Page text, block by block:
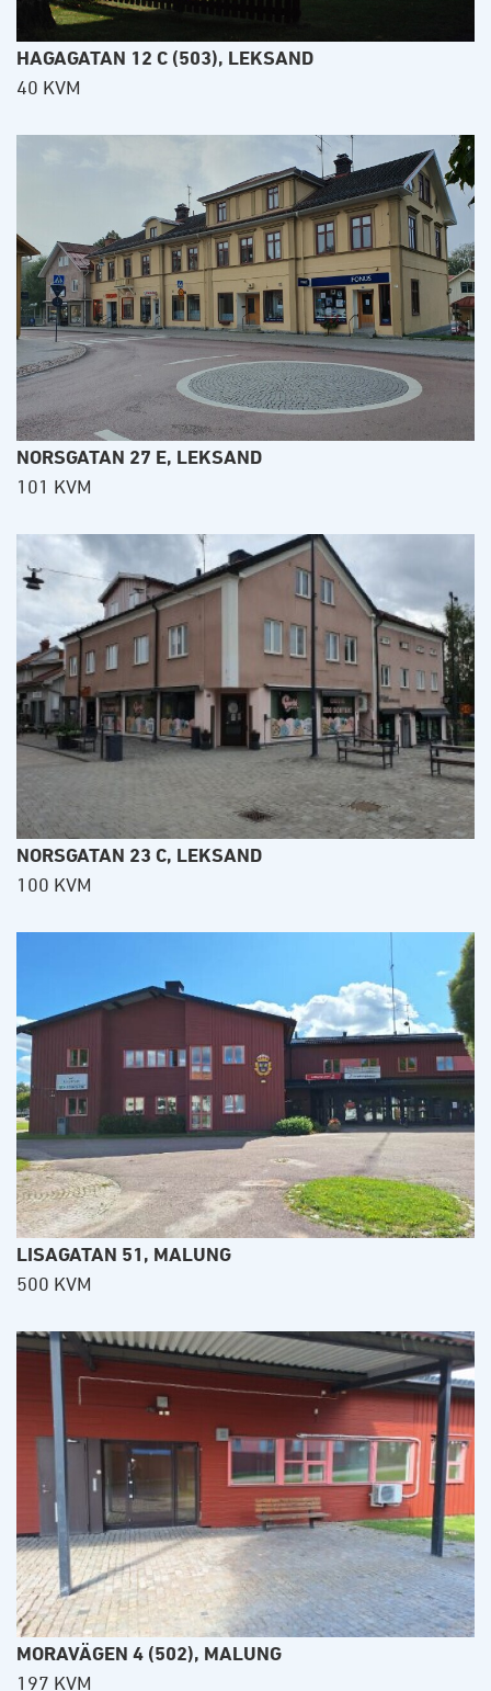
HAGAGATAN 12 C (503), LEKSAND
40 KVM
NORSGATAN 27 E, LEKSAND
101 KVM
NORSGATAN 23 C, LEKSAND
100 KVM
LISAGATAN 51, MALUNG
500 KVM
MORAVÄGEN 4 (502), MALUNG
197 KVM